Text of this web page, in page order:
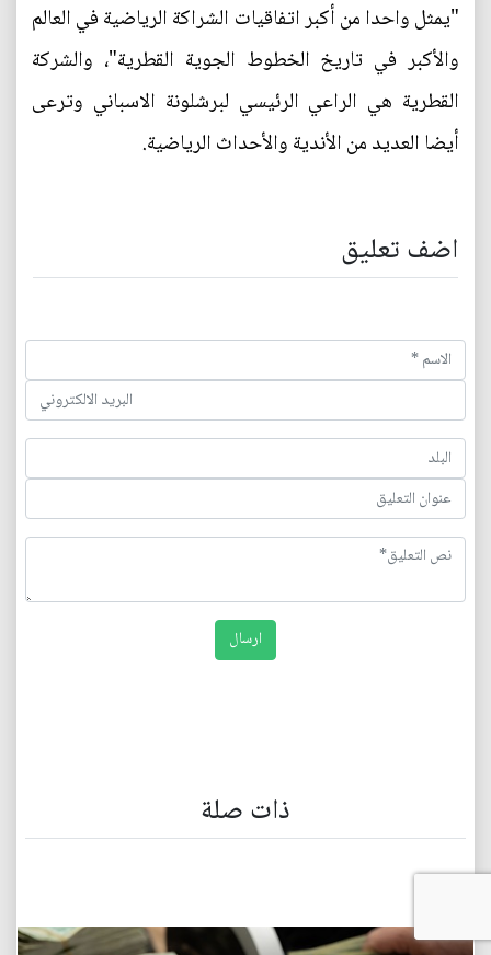
"يمثل واحدا من أكبر اتفاقيات الشراكة الرياضية في العالم
والأكبر في تاريخ الخطوط الجوية القطرية"، والشركة
القطرية هي الراعي الرئيسي لبرشلونة الاسباني وترعى
أيضا العديد من الأندية والأحداث الرياضية.
اضف تعليق
ذات صلة